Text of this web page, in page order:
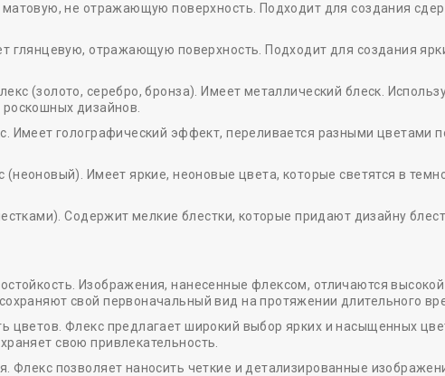
не отражающую поверхность. Подходит для создания
глянцевую, отражающую поверхность. Подходит для создания
(золото, серебро, бронза). Имеет металлический блеск.
дизайнов.
Имеет голографический эффект, переливается разными цветами
Имеет яркие, неоновые цвета, которые светятся в
Содержит мелкие блестки, которые придают дизайну
Изображения, нанесенные флексом, отличаются
свой первоначальный вид на протяжении длительного
цветов. Флекс предлагает широкий выбор ярких и насыщенных
свою привлекательность.
Флекс позволяет наносить четкие и детализированные